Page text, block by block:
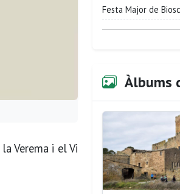
Verema i el Vi
Festa Major de
Àlbums